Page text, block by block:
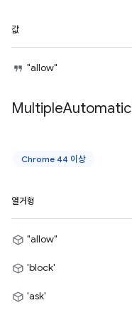
값
"allow"
MultipleAutomatic
Chrome 44 이상
열거형
"allow"
'block'
'ask'